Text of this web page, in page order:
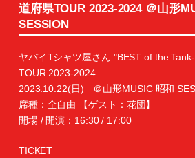
道府県TOUR 2023-2024 ＠山形
SESSION
ヤバイTシャツ屋さん "BEST of the
TOUR 2023-2024
2023.10.22(日) ＠山形MUSIC 昭和
席種：全自由 【ゲスト：花団】
開場 / 開演：16:30 / 17:00
TICKET